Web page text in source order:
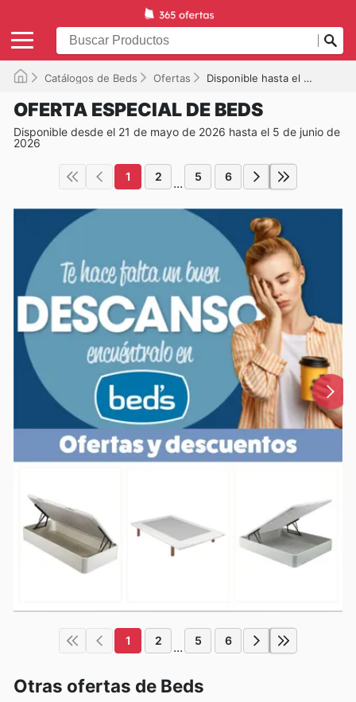
Catálogos de Beds Ofertas Disponible hasta el 05/06/2026
OFERTA ESPECIAL DE BEDS
Disponible desde el 21 de mayo de 2026 hasta el 5 de junio de
2026
1 2 ... 5 6
1 2 ... 5 6
Otras ofertas de Beds